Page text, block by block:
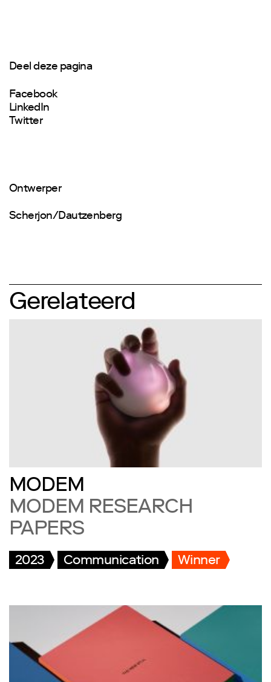
Deel deze pagina
Facebook
LinkedIn
Twitter
Ontwerper
Scherjon/Dautzenberg
Gerelateerd
MODEM
MODEM RESEARCH
PAPERS
2023 Communication Winner